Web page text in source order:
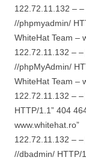
122.72.11.132 –
//phpmyadmin/
WhiteHat Team –
122.72.11.132 –
//phpMyAdmin/
WhiteHat Team –
122.72.11.132 –
HTTP/1.1” 404
www.whitehat.ro”
122.72.11.132 –
//dbadmin/ HTTP/